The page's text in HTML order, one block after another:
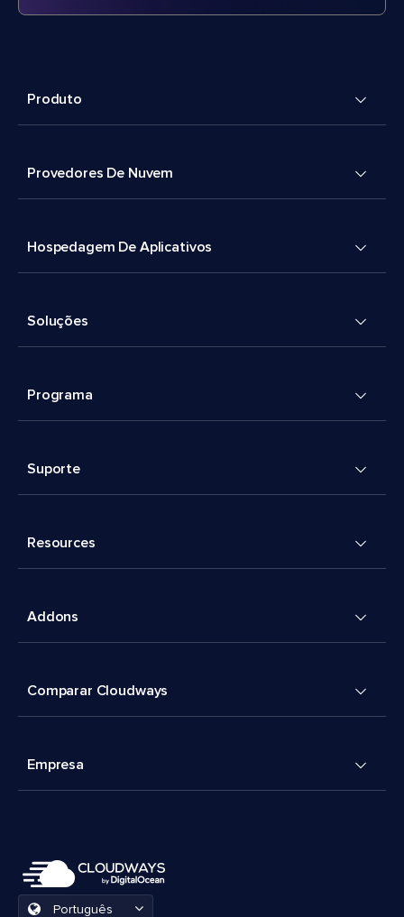
Produto
Provedores De Nuvem
Hospedagem De Aplicativos
Soluções
Programa
Suporte
Resources
Addons
Comparar Cloudways
Empresa
Português